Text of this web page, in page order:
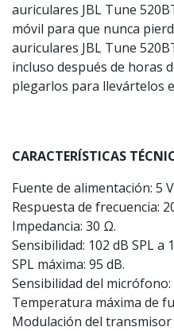
auriculares JBL Tune
móvil para que nunca
auriculares JBL Tune
incluso después de horas
plegarlos para llevártelos
CARACTERÍSTICAS
Fuente de alimentación: 5
Respuesta de frecuencia:
Impedancia: 30 Ω.
Sensibilidad: 102 dB SPL a
SPL máxima: 95 dB.
Sensibilidad del micrófono:
Temperatura máxima de
Modulación del transmisor